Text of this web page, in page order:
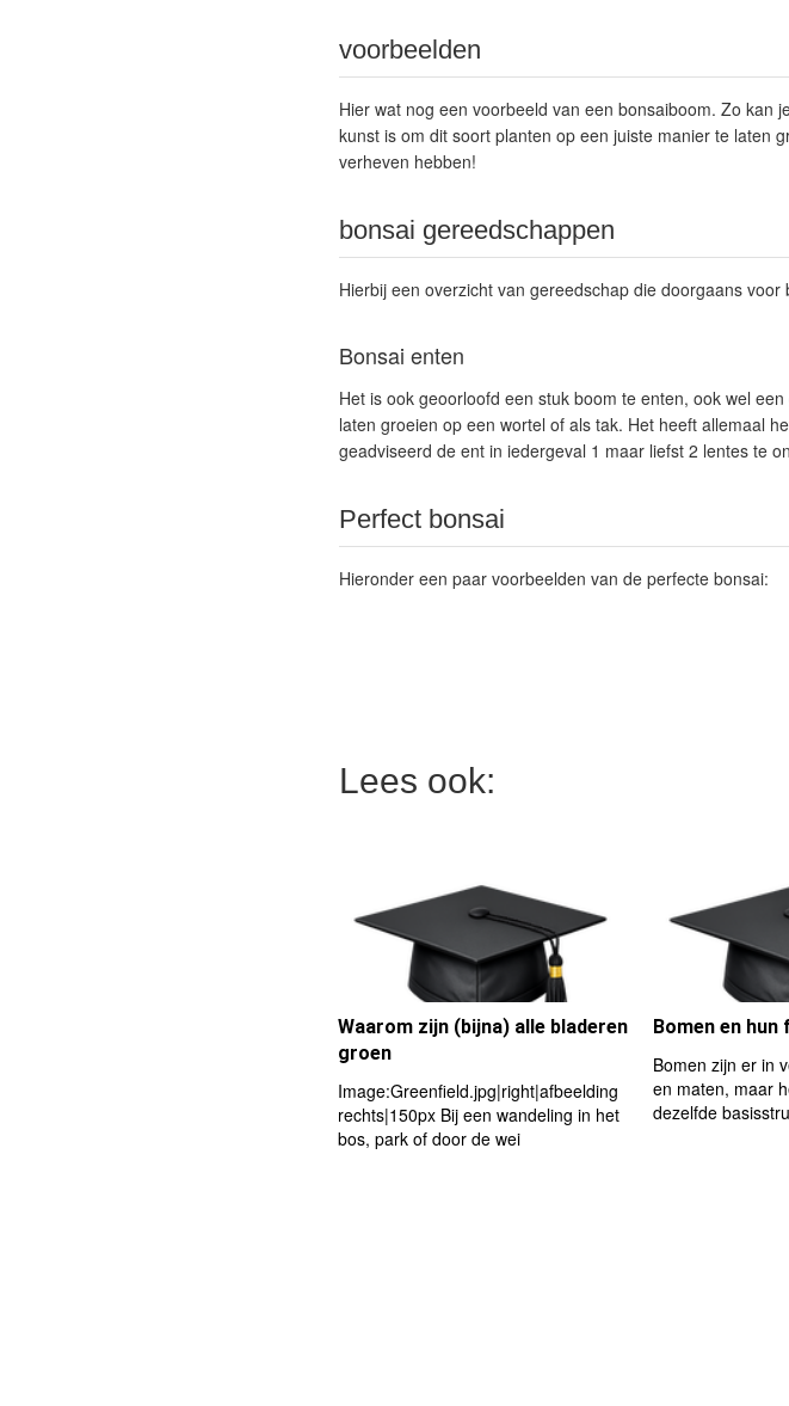
voorbeelden
Hier wat nog een voorbeeld van een bonsaiboom. Zo kan
kunst is om dit soort planten op een juiste manier te laten
verheven hebben!
bonsai gereedschappen
Hierbij een overzicht van gereedschap die doorgaans voor
Bonsai enten
Het is ook geoorloofd een stuk boom te enten, ook wel
laten groeien op een wortel of als tak. Het heeft allemaal
geadviseerd de ent in iedergeval 1 maar liefst 2 lentes te
Perfect bonsai
Hieronder een paar voorbeelden van de perfecte bonsai:
Lees ook:
Waarom zijn (bijna) alle bladeren
groen
Image:Greenfield.jpg|right|afbeelding
rechts|150px Bij een wandeling in het
bos, park of door de wei
Bomen en
Bomen zijn er in
en maten, maar
dezelfde